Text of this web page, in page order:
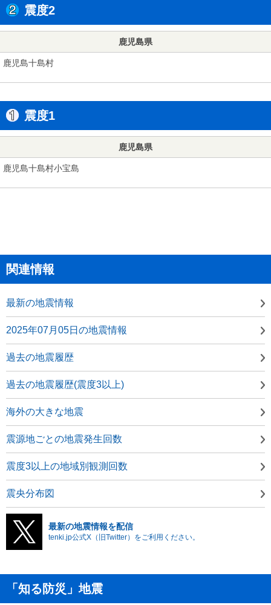
震度2
鹿児島県
鹿児島十島村
震度1
鹿児島県
鹿児島十島村小宝島
関連情報
最新の地震情報
2025年07月05日の地震情報
過去の地震履歴
過去の地震履歴(震度3以上)
海外の大きな地震
震源地ごとの地震発生回数
震度3以上の地域別観測回数
震央分布図
最新の地震情報を配信
tenki.jp公式X（旧Twitter）をご利用ください。
「知る防災」地震